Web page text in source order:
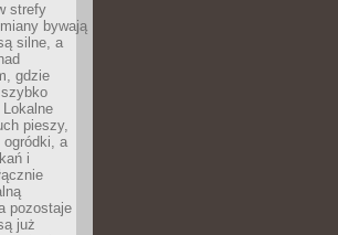
strefy
bywają
silne, a
gdzie
pieszy,
ogródki, a
i
pozostaje
już